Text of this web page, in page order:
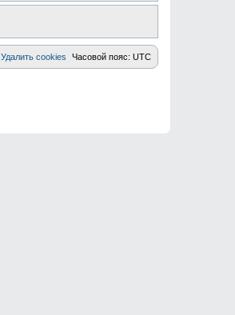
Часовой пояс: UTC
Удалить cookies